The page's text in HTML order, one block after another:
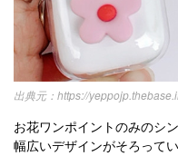
https://
お花ワンポイントのみのシ
幅広いデザインがそろって